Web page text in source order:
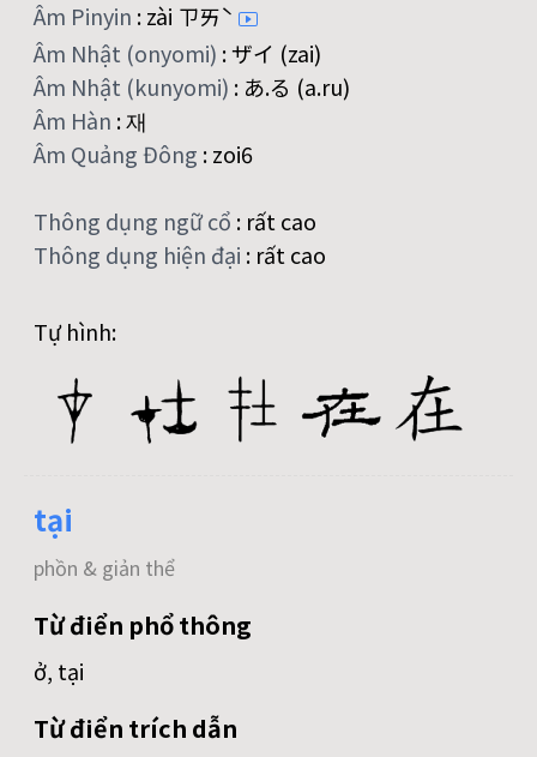
Âm Pinyin :zài ㄗㄞˋ
Âm Nhật (onyomi) :ザイ (zai)
Âm Nhật (kunyomi) : あ.る (a.ru)
Âm Hàn :재
Âm Quảng Đông :zoi6
Thông dụng ngữ cổ : rất cao
Thông dụng hiện đại : rất cao
Tự hình:
tại
phồn & giản thể
Từ điển phổ thông
ở, tại
Từ điển trích dẫn